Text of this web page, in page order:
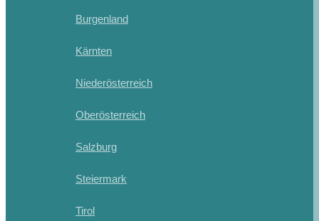
Burgenland
Kärnten
Niederösterreich
Oberösterreich
Salzburg
Steiermark
Tirol